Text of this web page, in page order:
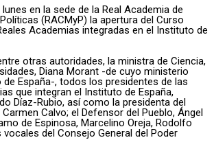
en la sede de la Real Academia de
(RACMyP) la apertura del Curso
Academias integradas en el Instituto de
otras autoridades, la ministra de Ciencia,
Diana Morant -de cuyo ministerio
España-, todos los presidentes de las
que integran el Instituto de España,
Díaz-Rubio, así como la presidenta del
Calvo; el Defensor del Pueblo, Ángel
de Espinosa, Marcelino Oreja, Rodolfo
vocales del Consejo General del Poder